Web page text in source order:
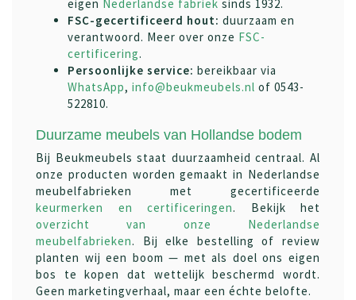
eigen Nederlandse fabriek sinds 1932.
FSC-gecertificeerd hout: duurzaam en
verantwoord. Meer over onze FSC-
certificering.
Persoonlijke service: bereikbaar via
WhatsApp, info@beukmeubels.nl of 0543-
522810.
Duurzame meubels van Hollandse bodem
Bij Beukmeubels staat duurzaamheid centraal. Al
onze producten worden gemaakt in Nederlandse
meubelfabrieken met gecertificeerde
keurmerken en certificeringen. Bekijk het
overzicht van onze Nederlandse
meubelfabrieken. Bij elke bestelling of review
planten wij een boom — met als doel ons eigen
bos te kopen dat wettelijk beschermd wordt.
Geen marketingverhaal, maar een échte belofte.